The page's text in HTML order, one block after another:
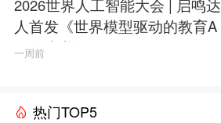
2026世界人工智能大会 | 启鸣达
人首发《世界模型驱动的教育A
GI白皮书》
一周前
热门TOP5